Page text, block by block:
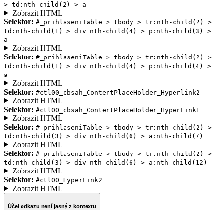
> td:nth-child(2) > a
Zobrazit HTML
Selektor: #_prihlaseniTable > tbody > tr:nth-child(2) >
td:nth-child(1) > div:nth-child(4) > p:nth-child(3) >
a
Zobrazit HTML
Selektor: #_prihlaseniTable > tbody > tr:nth-child(2) >
td:nth-child(1) > div:nth-child(4) > p:nth-child(4) >
a
Zobrazit HTML
Selektor: #ctl00_obsah_ContentPlaceHolder_Hyperlink2
Zobrazit HTML
Selektor: #ctl00_obsah_ContentPlaceHolder_HyperLink1
Zobrazit HTML
Selektor: #_prihlaseniTable > tbody > tr:nth-child(2) >
td:nth-child(3) > div:nth-child(6) > a:nth-child(7)
Zobrazit HTML
Selektor: #_prihlaseniTable > tbody > tr:nth-child(2) >
td:nth-child(3) > div:nth-child(6) > a:nth-child(12)
Zobrazit HTML
Selektor: #ctl00_HyperLink2
Zobrazit HTML
Účel odkazu není jasný z kontextu